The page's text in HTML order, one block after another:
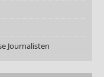
Journalisten